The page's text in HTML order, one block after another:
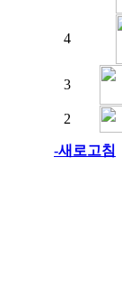
4
3
2
-새로고침